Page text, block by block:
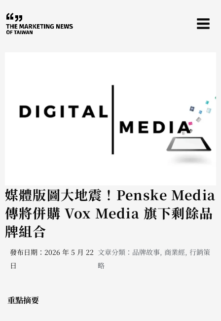
至
主
媒體版圖大地震！Penske Media
傳將併購 Vox Media 旗下剩餘品
牌組合
發布日期：2026 年 5 月 22
日
文章分類： 品牌故事, 商業經, 行銷策
略
重點摘要